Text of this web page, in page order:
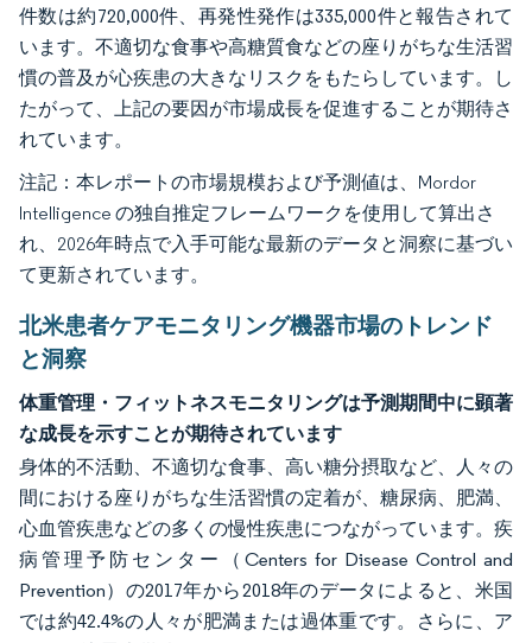
件数は約720,000件、再発性発作は335,000件と報告されて
います。不適切な食事や高糖質食などの座りがちな生活習
慣の普及が心疾患の大きなリスクをもたらしています。し
たがって、上記の要因が市場成長を促進することが期待さ
れています。
注記：本レポートの市場規模および予測値は、Mordor
Intelligence の独自推定フレームワークを使用して算出さ
れ、2026年時点で入手可能な最新のデータと洞察に基づい
て更新されています。
北米患者ケアモニタリング機器市場のトレンド
と洞察
体重管理・フィットネスモニタリングは予測期間中に顕著
な成長を示すことが期待されています
身体的不活動、不適切な食事、高い糖分摂取など、人々の
間における座りがちな生活習慣の定着が、糖尿病、肥満、
心血管疾患などの多くの慢性疾患につながっています。疾
病管理予防センター（Centers for Disease Control and
Prevention）の2017年から2018年のデータによると、米国
では約42.4%の人々が肥満または過体重です。さらに、ア